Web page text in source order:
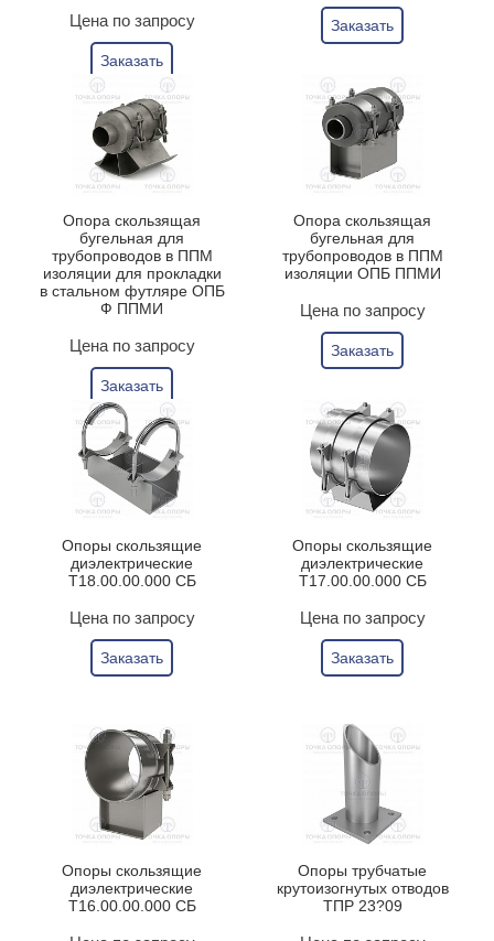
Цена по запросу
Заказать
Заказать
Опора скользящая
бугельная для
трубопроводов в ППМ
изоляции для прокладки
в стальном футляре ОПБ
Ф ППМИ
Цена по запросу
Заказать
Опора скользящая
бугельная для
трубопроводов в ППМ
изоляции ОПБ ППМИ
Цена по запросу
Заказать
Опоры скользящие
диэлектрические
Т18.00.00.000 СБ
Цена по запросу
Заказать
Опоры скользящие
диэлектрические
Т17.00.00.000 СБ
Цена по запросу
Заказать
Опоры скользящие
диэлектрические
Т16.00.00.000 СБ
Опоры трубчатые
крутоизогнутых отводов
ТПР 23?09